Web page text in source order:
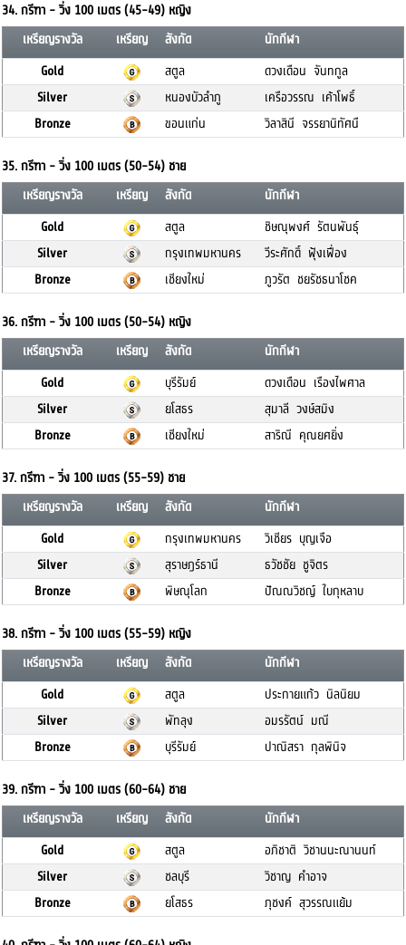
34. กรีฑา - วิ่ง 100 เมตร (45-49) หญิง
เหรียญรางวัล
เหรียญ สังกัด
นักกีฬา
Gold
สตูล
ดวงเดือน จันทกูล
Silver
หนองบัวลำภู
เครือวรรณ เค้าโพธิ์
Bronze
ขอนแก่น วิลาสินี จรรยานิทัศนื
35. กรีฑา - วิ่ง 100 เมตร (50-54) ชาย
เหรียญรางวัล
เหรียญ สังกัด
นักกีฬา
Gold
สตูล
ชิษณุพงศ์ รัตนพันธุ์
Silver
กรุงเทพมหานคร
วีระศักดิ์ ฟุ้งเฟื่อง
Bronze
เชียงใหม่ ภูวรัต ชยรัชธนาโชค
36. กรีฑา - วิ่ง 100 เมตร (50-54) หญิง
เหรียญรางวัล
เหรียญ สังกัด
นักกีฬา
Gold
บุรีรัมย์
ดวงเดือน เรืองไพศาล
Silver
ยโสธร
สุมาลี วงษ์สมิง
Bronze
เชียงใหม่ สาริณี คุณยศยิ่ง
37. กรีฑา - วิ่ง 100 เมตร (55-59) ชาย
เหรียญรางวัล
เหรียญ สังกัด
นักกีฬา
Gold
กรุงเทพมหานคร
วิเชียร บุญเจือ
Silver
สุราษฎร์ธานี
ธวัชชัย ชูจิตร
Bronze
พิษณุโลก ปัณณวิชญ์ ใบกุหลาบ
38. กรีฑา - วิ่ง 100 เมตร (55-59) หญิง
เหรียญรางวัล
เหรียญ สังกัด
นักกีฬา
Gold
สตูล
ประกายแก้ว นิลนิยม
Silver
พัทลุง
อมรรัตน์ มณี
Bronze
บุรีรัมย์ ปาณิสรา กุลพินิจ
39. กรีฑา - วิ่ง 100 เมตร (60-64) ชาย
เหรียญรางวัล
เหรียญ สังกัด
นักกีฬา
Gold
สตูล
อภิชาติ วิชานนะณานนท์
Silver
ชลบุรี
วิชาญ คำอาจ
Bronze
ยโสธร ภุชงค์ สุวรรณแย้ม